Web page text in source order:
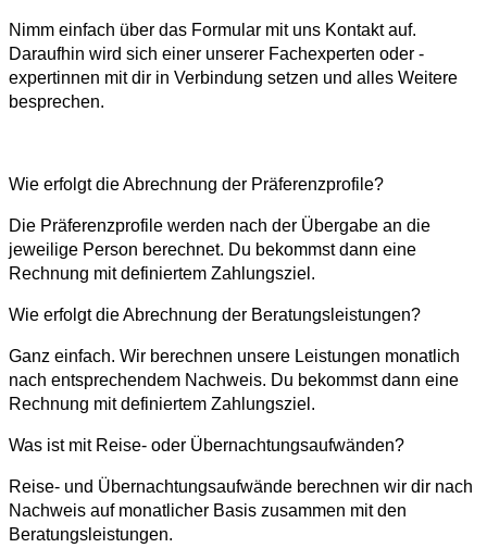
Nimm einfach über das Formular mit uns Kontakt auf.
Daraufhin wird sich einer unserer Fachexperten oder -
expertinnen mit dir in Verbindung setzen und alles Weitere
besprechen.
Wie erfolgt die Abrechnung der Präferenzprofile?
Die Präferenzprofile werden nach der Übergabe an die
jeweilige Person berechnet. Du bekommst dann eine
Rechnung mit definiertem Zahlungsziel.
Wie erfolgt die Abrechnung der Beratungsleistungen?
Ganz einfach. Wir berechnen unsere Leistungen monatlich
nach entsprechendem Nachweis. Du bekommst dann eine
Rechnung mit definiertem Zahlungsziel.
Was ist mit Reise- oder Übernachtungsaufwänden?
Reise- und Übernachtungsaufwände berechnen wir dir nach
Nachweis auf monatlicher Basis zusammen mit den
Beratungsleistungen.